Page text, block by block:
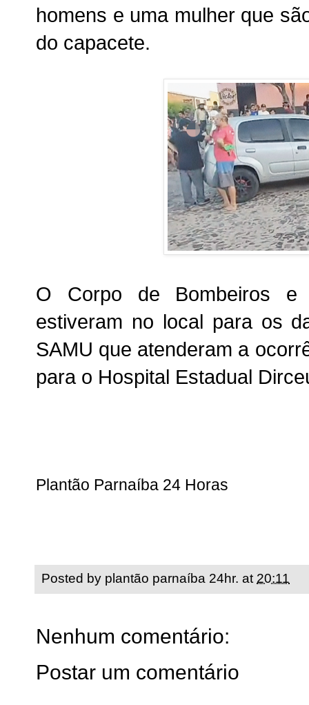
homens e uma mulher que
do capacete.
O Corpo de Bombeiros e
estiveram no local para os
SAMU que atenderam a
para o Hospital Estadual
Plantão Parnaíba 24 Horas
Posted by plantão parnaíba 24hr. at 20:11
Nenhum comentário:
Postar um comentário